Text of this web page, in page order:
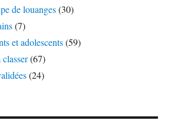
de louanges(30)
(7)
et adolescents(59)
(67)
(24)